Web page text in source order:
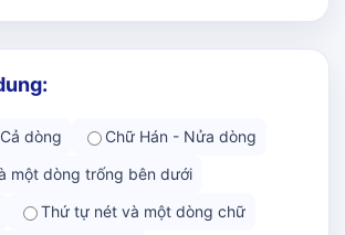
dòng
Chữ Hán - Nửa dòng
một dòng trống bên dưới
Thứ tự nét và một dòng chữ